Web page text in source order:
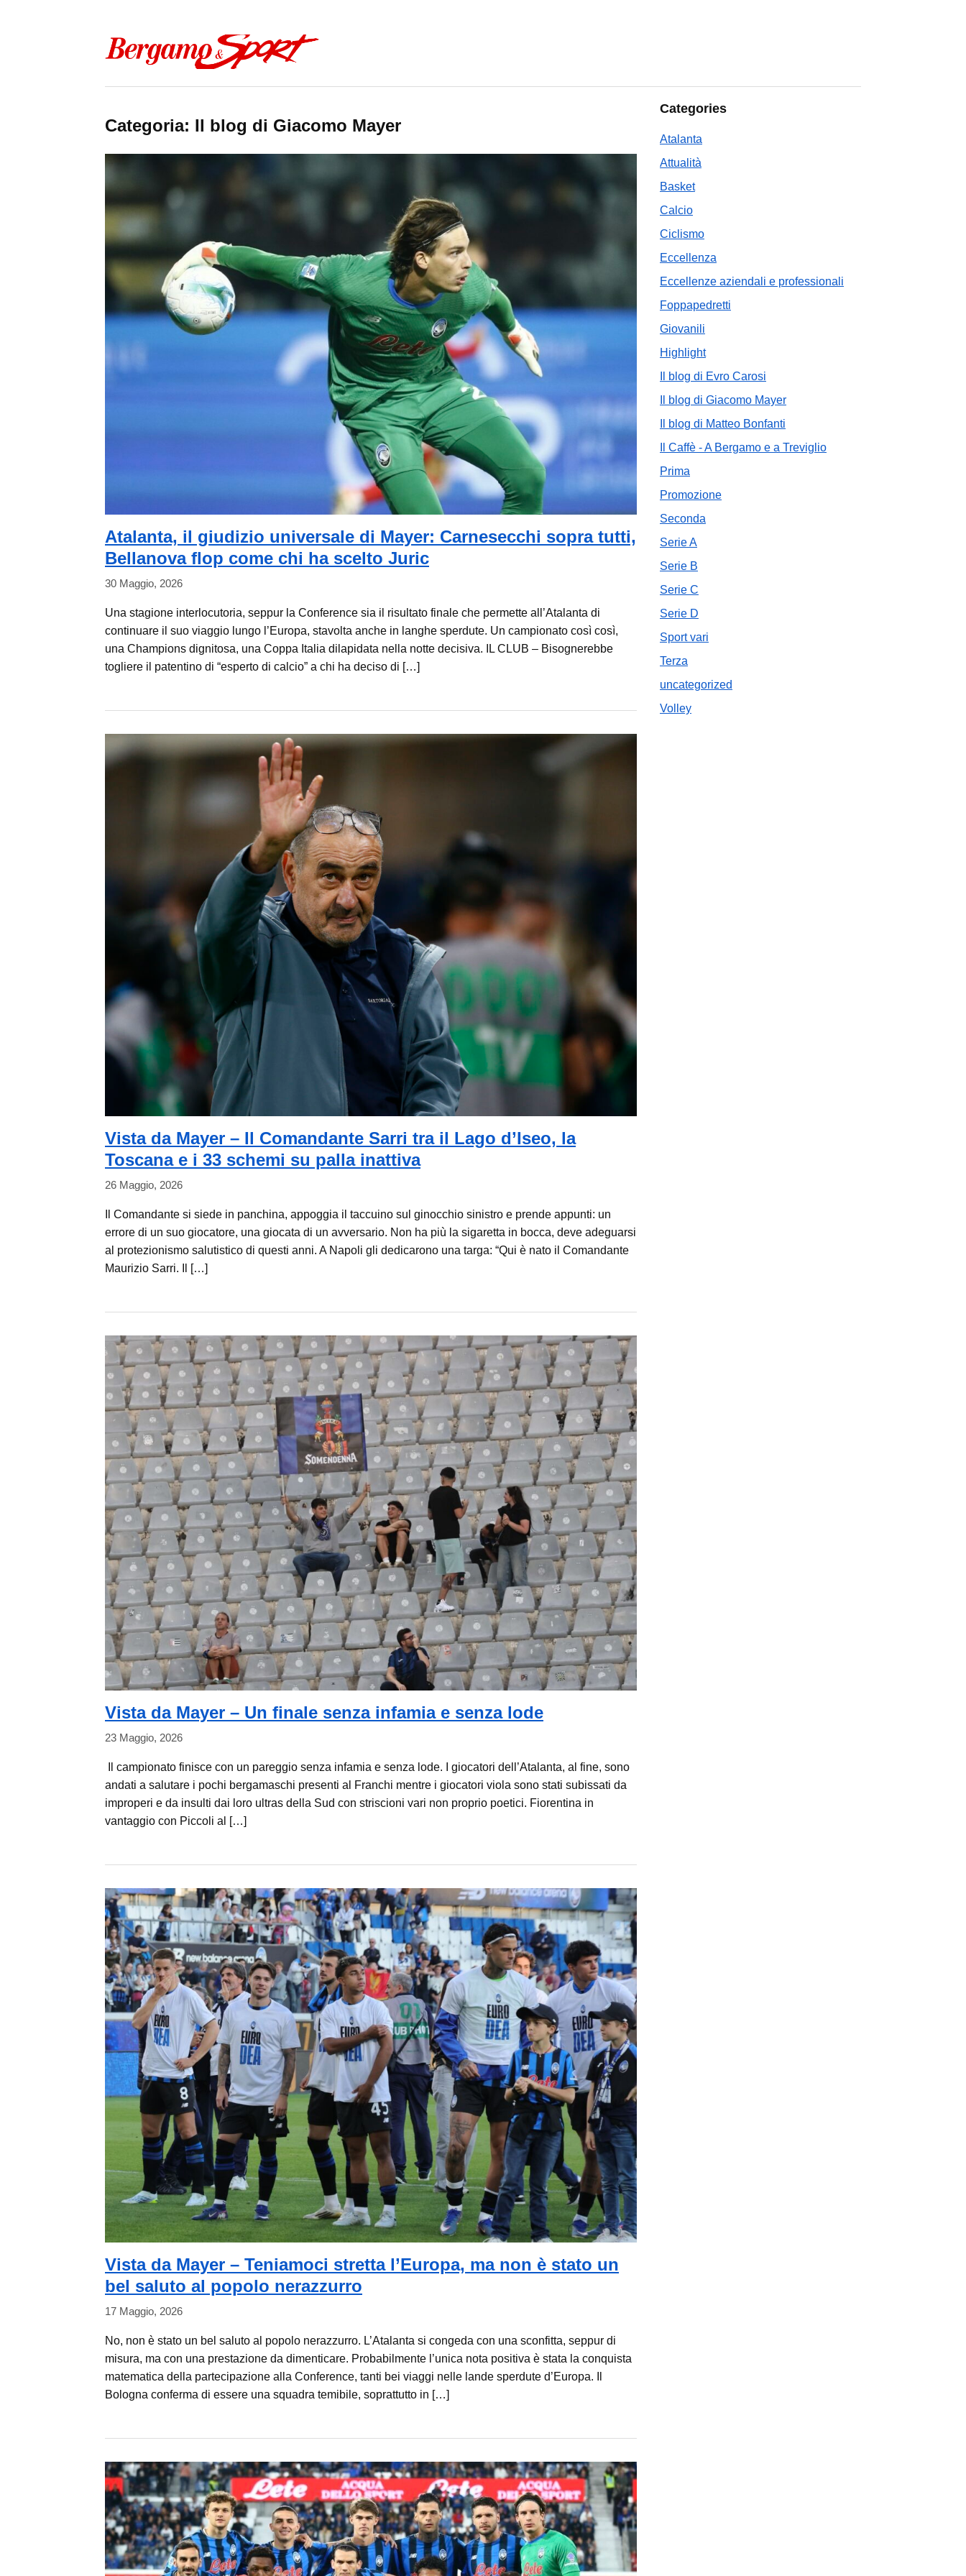
Categoria: Il blog di Giacomo Mayer
Atalanta, il giudizio universale di Mayer: Carnesecchi sopra tutti,
Bellanova flop come chi ha scelto Juric
30 Maggio, 2026
Una stagione interlocutoria, seppur la Conference sia il risultato finale che permette all’Atalanta di
continuare il suo viaggio lungo l’Europa, stavolta anche in langhe sperdute. Un campionato così così,
una Champions dignitosa, una Coppa Italia dilapidata nella notte decisiva. IL CLUB – Bisognerebbe
togliere il patentino di “esperto di calcio” a chi ha deciso di […]
Vista da Mayer – Il Comandante Sarri tra il Lago d’Iseo, la
Toscana e i 33 schemi su palla inattiva
26 Maggio, 2026
Il Comandante si siede in panchina, appoggia il taccuino sul ginocchio sinistro e prende appunti: un
errore di un suo giocatore, una giocata di un avversario. Non ha più la sigaretta in bocca, deve adeguarsi
al protezionismo salutistico di questi anni. A Napoli gli dedicarono una targa: “Qui è nato il Comandante
Maurizio Sarri. Il […]
Vista da Mayer – Un finale senza infamia e senza lode
23 Maggio, 2026
Il campionato finisce con un pareggio senza infamia e senza lode. I giocatori dell’Atalanta, al fine, sono
andati a salutare i pochi bergamaschi presenti al Franchi mentre i giocatori viola sono stati subissati da
improperi e da insulti dai loro ultras della Sud con striscioni vari non proprio poetici. Fiorentina in
vantaggio con Piccoli al […]
Vista da Mayer – Teniamoci stretta l’Europa, ma non è stato un
bel saluto al popolo nerazzurro
17 Maggio, 2026
No, non è stato un bel saluto al popolo nerazzurro. L’Atalanta si congeda con una sconfitta, seppur di
misura, ma con una prestazione da dimenticare. Probabilmente l’unica nota positiva è stata la conquista
matematica della partecipazione alla Conference, tanti bei viaggi nelle lande sperdute d’Europa. Il
Bologna conferma di essere una squadra temibile, soprattutto in […]
Categories
Atalanta
Attualità
Basket
Calcio
Ciclismo
Eccellenza
Eccellenze aziendali e professionali
Foppapedretti
Giovanili
Highlight
Il blog di Evro Carosi
Il blog di Giacomo Mayer
Il blog di Matteo Bonfanti
Il Caffè - A Bergamo e a Treviglio
Prima
Promozione
Seconda
Serie A
Serie B
Serie C
Serie D
Sport vari
Terza
uncategorized
Volley